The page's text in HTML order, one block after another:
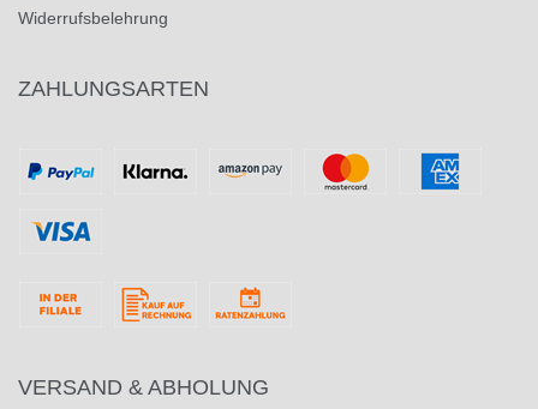
Widerrufsbelehrung
ZAHLUNGSARTEN
VERSAND & ABHOLUNG